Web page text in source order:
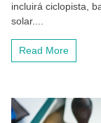
incluirá ciclopista,
solar....
Read More